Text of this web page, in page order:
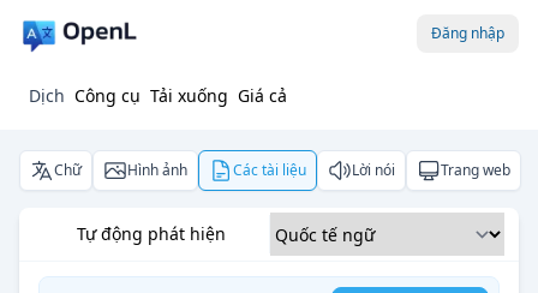
Đăng nhập
Dịch Công cụ Tải xuống Giá cả
Chữ Hình ảnh Các tài liệu Lời nói Trang web
Tự động phát hiện